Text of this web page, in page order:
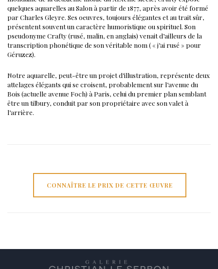
quelques aquarelles au Salon à partir de 1877, après avoir été formé
par Charles Gleyre. Ses oeuvres, toujours élégantes et au trait sûr,
présentent souvent un caractère humoristique ou spirituel. Son
pseudonyme Crafty (rusé, malin, en anglais) venait d’ailleurs de la
transcription phonétique de son véritable nom ( « j’ai rusé » pour
Géruzez).
Notre aquarelle, peut-être un projet d’illustration, représente deux
attelages élégants qui se croisent, probablement sur l’avenue du
Bois (actuelle avenue Foch) à Paris, celui du premier plan semblant
être un tilbury, conduit par son propriétaire avec son valet à
l’arrière.
CONNAÎTRE LE PRIX DE CETTE ŒUVRE